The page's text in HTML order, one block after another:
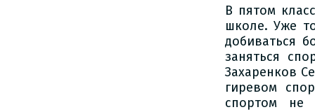
В пятом
школе. Уже
добиваться
заняться
Захаренков
гиревом
спортом не